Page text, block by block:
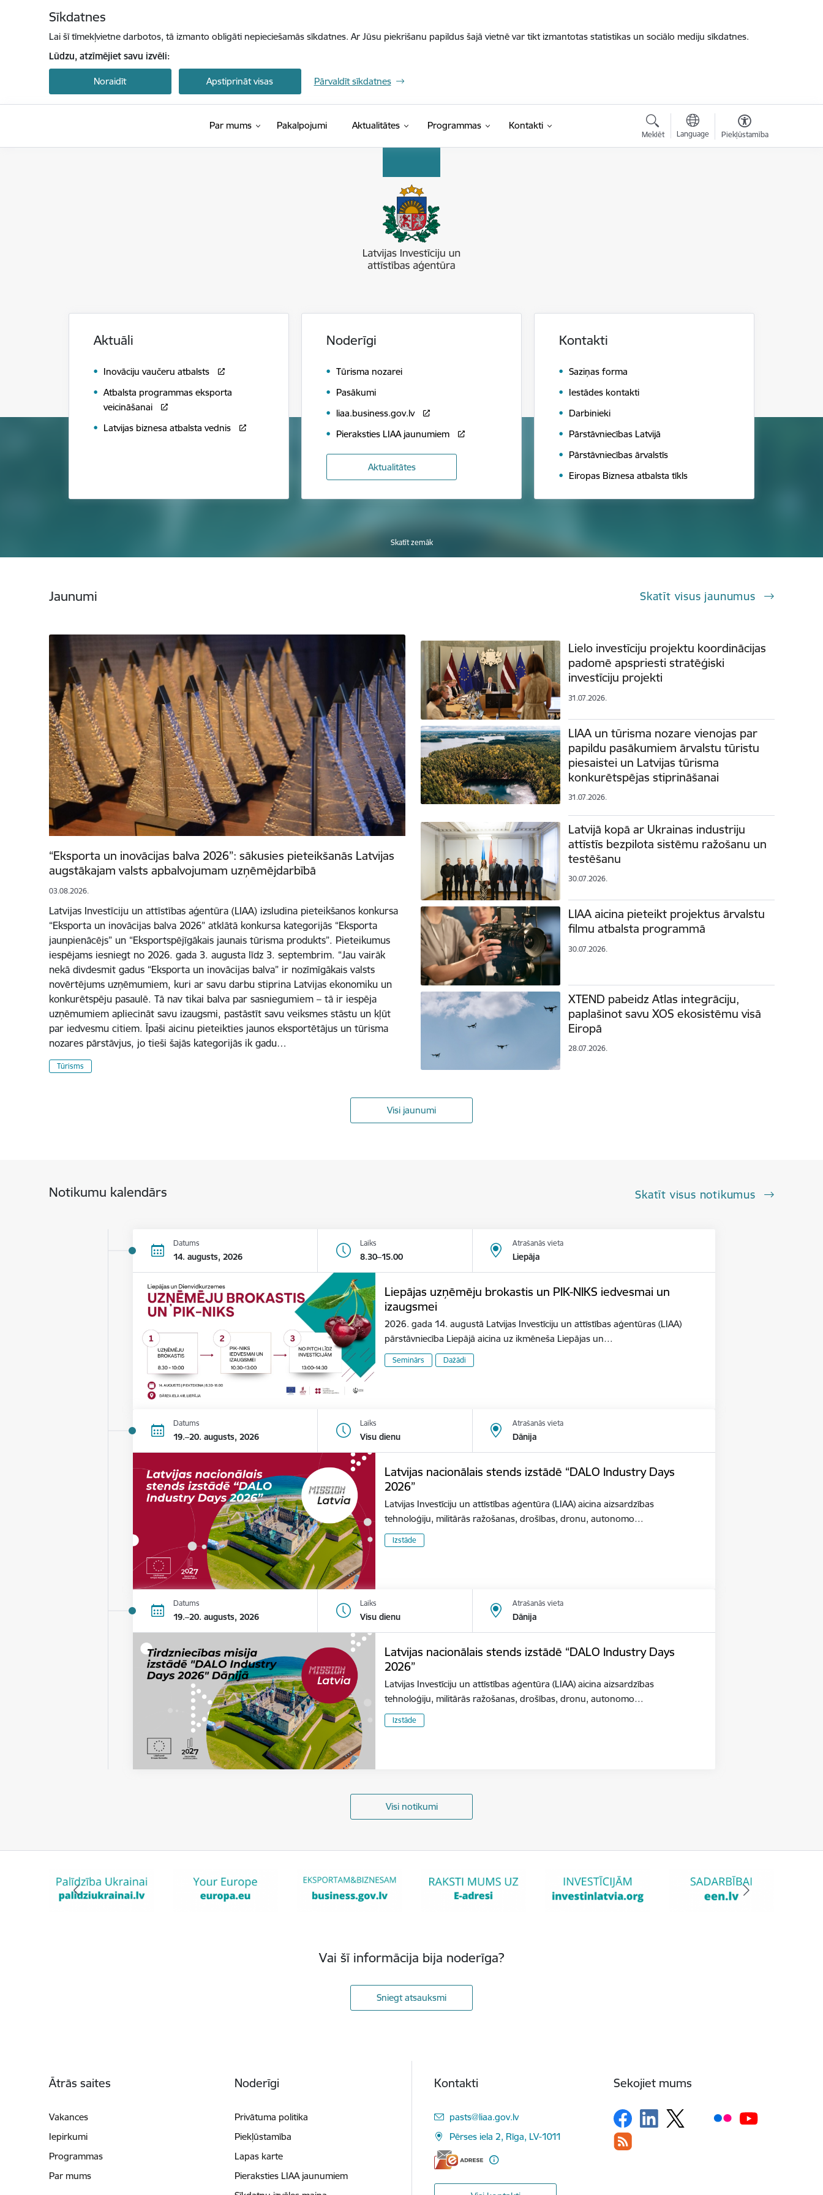
Sīkdatnes
Lai šī tīmekļvietne darbotos, tā izmanto obligāti nepieciešamās sīkdatnes. Ar Jūsu piekrišanu papildus šajā vietnē var tikt izmantotas statistikas un sociālo mediju sīkdatnes.
Lūdzu, atzīmējiet savu izvēli:
Noraidīt Apstiprināt visas Pārvaldīt sīkdatnes
Par mums Pakalpojumi Aktualitātes Programmas Kontakti
Meklēt Language Piekļūstamība
Aktuāli
Inovāciju vaučeru atbalsts
Atbalsta programmas eksporta
veicināšanai
Latvijas biznesa atbalsta vednis
Noderīgi
Tūrisma nozarei
Pasākumi
liaa.business.gov.lv
Pieraksties LIAA jaunumiem
Aktualitātes
Kontakti
Saziņas forma
Iestādes kontakti
Darbinieki
Pārstāvniecības Latvijā
Pārstāvniecības ārvalstīs
Eiropas Biznesa atbalsta tīkls
Skatīt zemāk
Jaunumi Skatīt visus jaunumus
“Eksporta un inovācijas balva 2026”: sākusies pieteikšanās Latvijas
augstākajam valsts apbalvojumam uzņēmējdarbībā
03.08.2026.
Latvijas Investīciju un attīstības aģentūra (LIAA) izsludina pieteikšanos konkursa
“Eksporta un inovācijas balva 2026” atklātā konkursa kategorijās “Eksporta
jaunpienācējs” un “Eksportspējīgākais jaunais tūrisma produkts”. Pieteikumus
iespējams iesniegt no 2026. gada 3. augusta līdz 3. septembrim. “Jau vairāk
nekā divdesmit gadus “Eksporta un inovācijas balva” ir nozīmīgākais valsts
novērtējums uzņēmumiem, kuri ar savu darbu stiprina Latvijas ekonomiku un
konkurētspēju pasaulē. Tā nav tikai balva par sasniegumiem – tā ir iespēja
uzņēmumiem apliecināt savu izaugsmi, pastāstīt savu veiksmes stāstu un kļūt
par iedvesmu citiem. Īpaši aicinu pieteikties jaunos eksportētājus un tūrisma
nozares pārstāvjus, jo tieši šajās kategorijās ik gadu…
Tūrisms
Lielo investīciju projektu koordinācijas
padomē apspriesti stratēģiski
investīciju projekti
31.07.2026.
LIAA un tūrisma nozare vienojas par
papildu pasākumiem ārvalstu tūristu
piesaistei un Latvijas tūrisma
konkurētspējas stiprināšanai
31.07.2026.
Latvijā kopā ar Ukrainas industriju
attīstīs bezpilota sistēmu ražošanu un
testēšanu
30.07.2026.
LIAA aicina pieteikt projektus ārvalstu
filmu atbalsta programmā
30.07.2026.
XTEND pabeidz Atlas integrāciju,
paplašinot savu XOS ekosistēmu visā
Eiropā
28.07.2026.
Visi jaunumi
Notikumu kalendārs Skatīt visus notikumus
Datums
14. augusts, 2026
Laiks
8.30–15.00
Atrašanās vieta
Liepāja
Liepājas uzņēmēju brokastis un PIK-NIKS iedvesmai un
izaugsmei
2026. gada 14. augustā Latvijas Investīciju un attīstības aģentūras (LIAA)
pārstāvniecība Liepājā aicina uz ikmēneša Liepājas un…
Seminārs Dažādi
Datums
19.–20. augusts, 2026
Laiks
Visu dienu
Atrašanās vieta
Dānija
Latvijas nacionālais stends izstādē “DALO Industry Days
2026”
Latvijas Investīciju un attīstības aģentūra (LIAA) aicina aizsardzības
tehnoloģiju, militārās ražošanas, drošības, dronu, autonomo…
Izstāde
Datums
19.–20. augusts, 2026
Laiks
Visu dienu
Atrašanās vieta
Dānija
Latvijas nacionālais stends izstādē “DALO Industry Days
2026”
Latvijas Investīciju un attīstības aģentūra (LIAA) aicina aizsardzības
tehnoloģiju, militārās ražošanas, drošības, dronu, autonomo…
Izstāde
Visi notikumi
Vai šī informācija bija noderīga?
Sniegt atsauksmi
Ātrās saites
Vakances
Iepirkumi
Programmas
Par mums
Noderīgi
Privātuma politika
Piekļūstamība
Lapas karte
Pieraksties LIAA jaunumiem
Kontakti
E-pasts:
pasts@liaa.gov.lv
Pērses iela 2, Rīga, LV-1011
Sekojiet mums